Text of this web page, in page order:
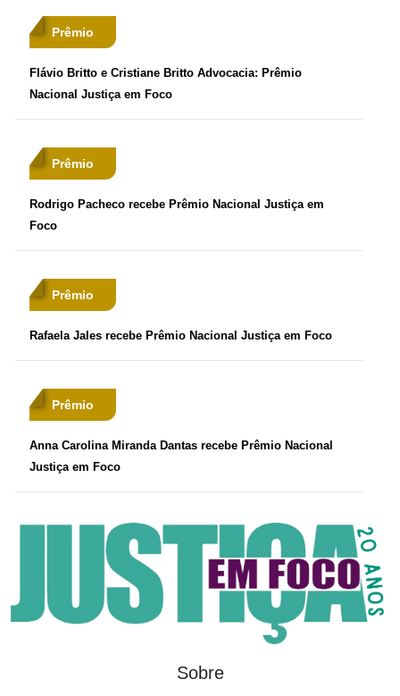
Prêmio
Flávio Britto e Cristiane Britto Advocacia: Prêmio
Nacional Justiça em Foco
Prêmio
Rodrigo Pacheco recebe Prêmio Nacional Justiça em
Foco
Prêmio
Rafaela Jales recebe Prêmio Nacional Justiça em Foco
Prêmio
Anna Carolina Miranda Dantas recebe Prêmio Nacional
Justiça em Foco
Sobre